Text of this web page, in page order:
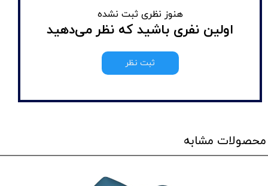
هنوز نظری ثبت نشده
اولین نفری باشید که نظر می‌دهید
ثبت نظر
محصولات مشابه